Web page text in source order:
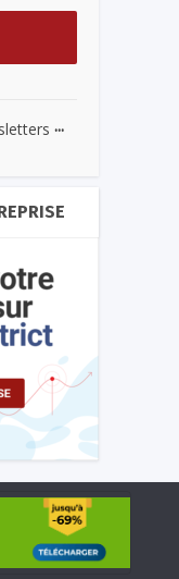
...